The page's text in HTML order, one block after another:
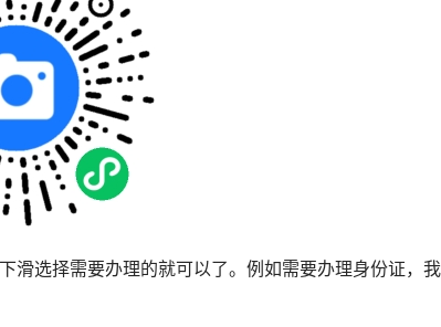
滑选择需要办理的就可以了。例如需要办理身份证，